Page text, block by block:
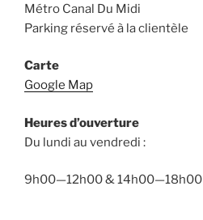
Métro Canal Du Midi
Parking réservé à la clientèle
Carte
Google Map
Heures d’ouverture
Du lundi au vendredi :
9h00—12h00 & 14h00—18h00